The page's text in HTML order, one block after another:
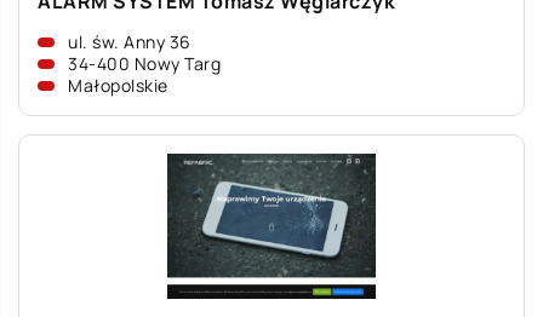
ul. św. Anny 36
34-400 Nowy Targ
Małopolskie